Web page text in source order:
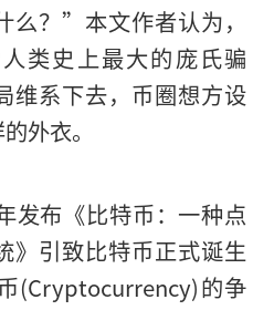
，这是2020年
拟货币交易炒
年来，虚拟货
融部门多次发
动属于非法金
么？”本文作者认为，
类史上最大的庞氏骗
维系下去，币圈想方设
外衣。
发布《比特币：一种点
》引致比特币正式诞生
(Cryptocurrency)的争